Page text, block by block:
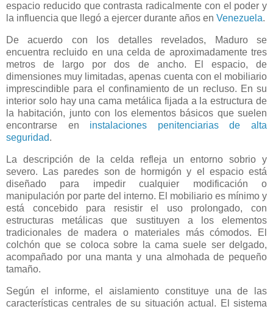
espacio reducido que contrasta radicalmente con el poder y
la influencia que llegó a ejercer durante años en Venezuela.
De acuerdo con los detalles revelados, Maduro se
encuentra recluido en una celda de aproximadamente tres
metros de largo por dos de ancho. El espacio, de
dimensiones muy limitadas, apenas cuenta con el mobiliario
imprescindible para el confinamiento de un recluso. En su
interior solo hay una cama metálica fijada a la estructura de
la habitación, junto con los elementos básicos que suelen
encontrarse en instalaciones penitenciarias de alta
seguridad.
La descripción de la celda refleja un entorno sobrio y
severo. Las paredes son de hormigón y el espacio está
diseñado para impedir cualquier modificación o
manipulación por parte del interno. El mobiliario es mínimo y
está concebido para resistir el uso prolongado, con
estructuras metálicas que sustituyen a los elementos
tradicionales de madera o materiales más cómodos. El
colchón que se coloca sobre la cama suele ser delgado,
acompañado por una manta y una almohada de pequeño
tamaño.
Según el informe, el aislamiento constituye una de las
características centrales de su situación actual. El sistema